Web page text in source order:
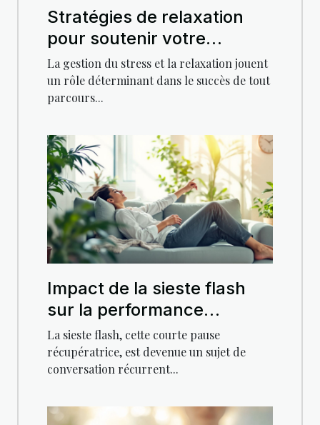
Stratégies de relaxation
pour soutenir votre
parcours de perte de poids
La gestion du stress et la relaxation jouent
un rôle déterminant dans le succès de tout
parcours...
Impact de la sieste flash
sur la performance
cognitive et le bien-être
émotionnel
La sieste flash, cette courte pause
récupératrice, est devenue un sujet de
conversation récurrent...